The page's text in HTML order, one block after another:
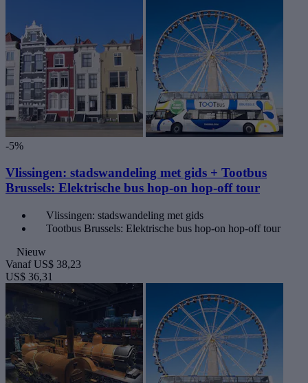
-5%
Vlissingen: stadswandeling met gids + Tootbus
Brussels: Elektrische bus hop-on hop-off tour
Vlissingen: stadswandeling met gids
Tootbus Brussels: Elektrische bus hop-on hop-off tour
Nieuw
Vanaf US$ 38,23
US$ 36,31